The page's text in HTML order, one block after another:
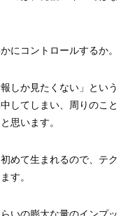
にコントロールするか。
しか見たくない」という
してしまい、周りのこと
思います。
めて生まれるので、テク
す。